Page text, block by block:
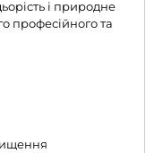
і природне
професійного та